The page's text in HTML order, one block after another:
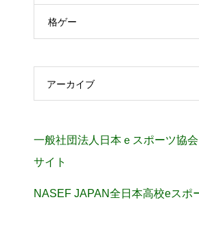
格ゲー
アーカイブ
一般社団法人日本ｅスポーツ協
サイト
NASEF JAPAN全日本高校eスポ